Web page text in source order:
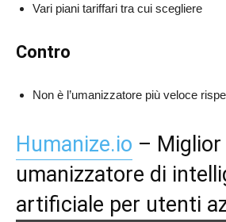
Vari piani tariffari tra cui scegliere
Contro
Non è l’umanizzatore più veloce
Humanize.io – Miglior
umanizzatore di
artificiale per utenti